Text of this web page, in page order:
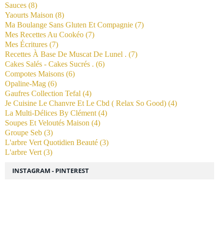
Sauces (8)
Yaourts Maison (8)
Ma Boulange Sans Gluten Et Compagnie (7)
Mes Recettes Au Cookéo (7)
Mes Écritures (7)
Recettes À Base De Muscat De Lunel . (7)
Cakes Salés - Cakes Sucrés . (6)
Compotes Maisons (6)
Opaline-Mag (6)
Gaufres Collection Tefal (4)
Je Cuisine Le Chanvre Et Le Cbd ( Relax So Good) (4)
La Multi-Délices By Clément (4)
Soupes Et Veloutés Maison (4)
Groupe Seb (3)
L'arbre Vert Quotidien Beauté (3)
L'arbre Vert (3)
INSTAGRAM - PINTEREST